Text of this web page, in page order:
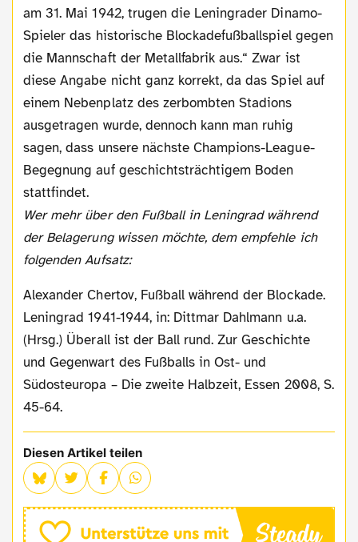
am 31. Mai 1942, trugen die Leningrader Dinamo-
Spieler das historische Blockadefußballspiel gegen
die Mannschaft der Metallfabrik aus.“ Zwar ist
diese Angabe nicht ganz korrekt, da das Spiel auf
einem Nebenplatz des zerbombten Stadions
ausgetragen wurde, dennoch kann man ruhig
sagen, dass unsere nächste Champions-League-
Begegnung auf geschichtsträchtigem Boden
stattfindet.
Wer mehr über den Fußball in Leningrad während
der Belagerung wissen möchte, dem empfehle ich
folgenden Aufsatz:
Alexander Chertov, Fußball während der Blockade.
Leningrad 1941-1944, in: Dittmar Dahlmann u.a.
(Hrsg.) Überall ist der Ball rund. Zur Geschichte
und Gegenwart des Fußballs in Ost- und
Südosteuropa – Die zweite Halbzeit, Essen 2008, S.
45-64.
Diesen Artikel teilen